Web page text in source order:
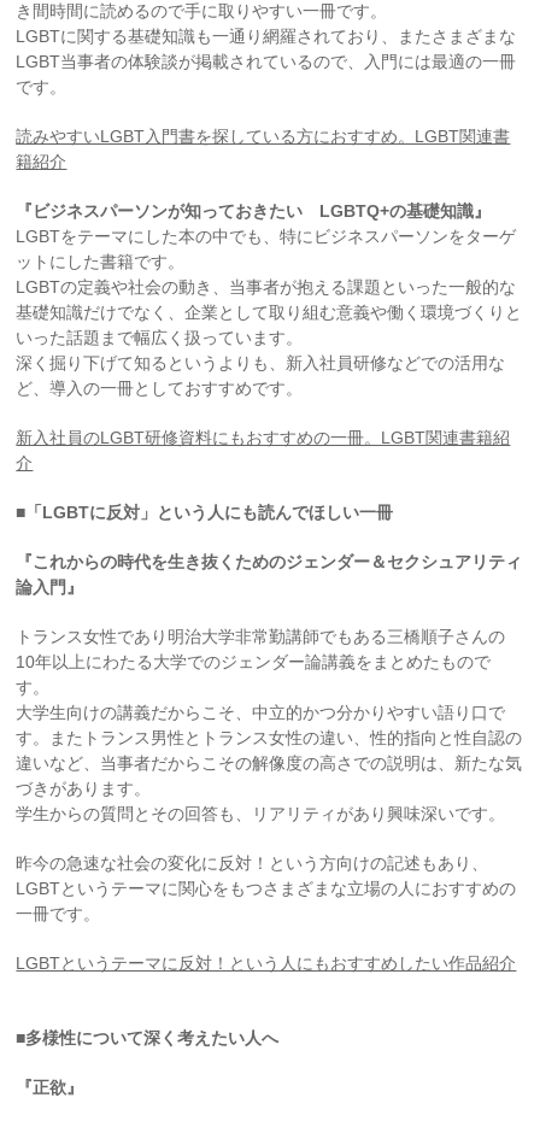
き間時間に読めるので手に取りやすい一冊です。
LGBTに関する基礎知識も一通り網羅されており、またさまざまな
LGBT当事者の体験談が掲載されているので、入門には最適の一冊
です。
読みやすいLGBT入門書を探している方におすすめ。LGBT関連書
籍紹介
『ビジネスパーソンが知っておきたい LGBTQ+の基礎知識』
LGBTをテーマにした本の中でも、特にビジネスパーソンをターゲ
ットにした書籍です。
LGBTの定義や社会の動き、当事者が抱える課題といった一般的な
基礎知識だけでなく、企業として取り組む意義や働く環境づくりと
いった話題まで幅広く扱っています。
深く掘り下げて知るというよりも、新入社員研修などでの活用な
ど、導入の一冊としておすすめです。
新入社員のLGBT研修資料にもおすすめの一冊。LGBT関連書籍紹
介
■「LGBTに反対」という人にも読んでほしい一冊
『これからの時代を生き抜くためのジェンダー＆セクシュアリティ
論入門』
トランス女性であり明治大学非常勤講師でもある三橋順子さんの
10年以上にわたる大学でのジェンダー論講義をまとめたもので
す。
大学生向けの講義だからこそ、中立的かつ分かりやすい語り口で
す。またトランス男性とトランス女性の違い、性的指向と性自認の
違いなど、当事者だからこその解像度の高さでの説明は、新たな気
づきがあります。
学生からの質問とその回答も、リアリティがあり興味深いです。
昨今の急速な社会の変化に反対！という方向けの記述もあり、
LGBTというテーマに関心をもつさまざまな立場の人におすすめの
一冊です。
LGBTというテーマに反対！という人にもおすすめしたい作品紹介
■多様性について深く考えたい人へ
『正欲』